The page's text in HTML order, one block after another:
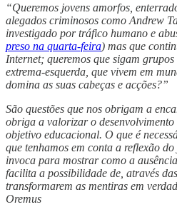
“Queremos jovens amorfos,
alegados criminosos como Andrew
investigado por tráfico humano e
preso na quarta-feira) mas que
Internet; queremos que sigam
extrema-esquerda, que vivem em
domina as suas cabeças e acções?”
São questões que nos obrigam a
obriga a valorizar o
objetivo educacional. O que é
que tenhamos em conta a reflexão
invoca para mostrar como a
facilita a possibilidade de, através
transformarem as mentiras em
Oremus